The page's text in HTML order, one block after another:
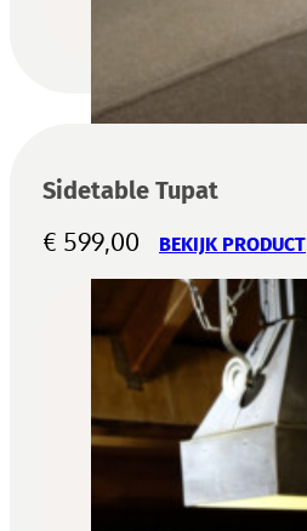
Sidetable Tupat
€ 599,00 BEKIJK PRODUCT